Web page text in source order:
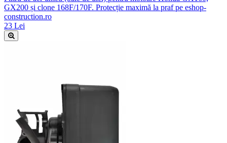
GX200 și clone 168F/170F. Protecție maximă la praf pe eshop-
construction.ro
23 Lei